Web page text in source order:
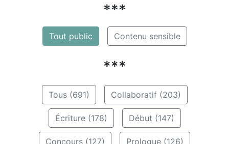
***
Tout public Contenu sensible
***
Tous (691) Collaboratif (203)
Écriture (178) Début (147)
Concours (127) Prologue (126)